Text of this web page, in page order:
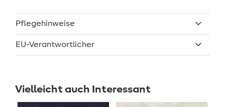
Pflegehinweise
EU-Verantwortlicher
Vielleicht auch Interessant